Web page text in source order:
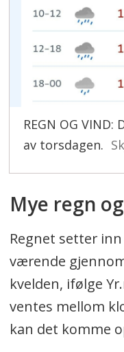
REGN OG
av torsdagen.
Mye regn
Regnet setter
værende
kvelden, ifølge
ventes mellom
kan det komme